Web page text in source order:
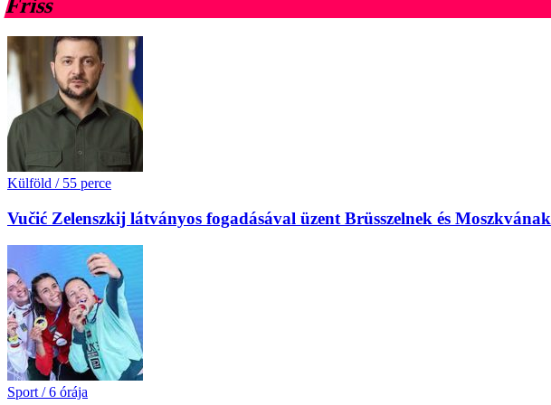
Friss
Külföld / 55 perce
Vučić Zelenszkij látványos fogadásával üzent Brüsszelnek és Moszkvának
Sport / 6 órája